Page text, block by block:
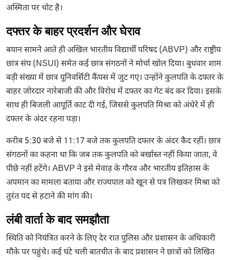
अस्मिता पर चोट है।
दफ्तर के बाहर प्रदर्शन और घेराव
बयान सामने आते ही अखिल भारतीय विद्यार्थी परिषद (ABVP) और राष्ट्रीय
छात्र संघ (NSUI) समेत कई छात्र संगठनों ने मोर्चा खोल दिया। बुधवार शाम
बड़ी संख्या में छात्र यूनिवर्सिटी कैंपस में जुट गए। उन्होंने कुलपति के दफ्तर के
बाहर जोरदार नारेबाजी की और विरोध में दफ्तर का गेट बंद कर दिया। इसके
साथ ही बिजली आपूर्ति काट दी गई, जिससे कुलपति मिश्रा को अंधेरे में ही
दफ्तर के अंदर रहना पड़ा।
करीब 5:30 बजे से 11:17 बजे तक कुलपति दफ्तर के अंदर कैद रहीं। छात्र
संगठनों का कहना था कि जब तक कुलपति को बर्खास्त नहीं किया जाता, वे
पीछे नहीं हटेंगे। ABVP ने इसे मेवाड़ के गौरव और भारतीय इतिहास के
अपमान का मामला बताया और राज्यपाल को खून से पत्र लिखकर मिश्रा को
तुरंत पद से हटाने की मांग की।
लंबी वार्ता के बाद समझौता
स्थिति को नियंत्रित करने के लिए देर रात पुलिस और प्रशासन के अधिकारी
मौके पर पहुंचे। कई घंटे चली बातचीत के बाद प्रशासन ने छात्रों को लिखित